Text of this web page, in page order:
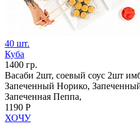
40 шт.
Куба
1400 гр.
Васаби 2шт, соевый соус 2шт
Запеченный Норико,
Запеченная Пеппа,
1190 Р
ХОЧУ